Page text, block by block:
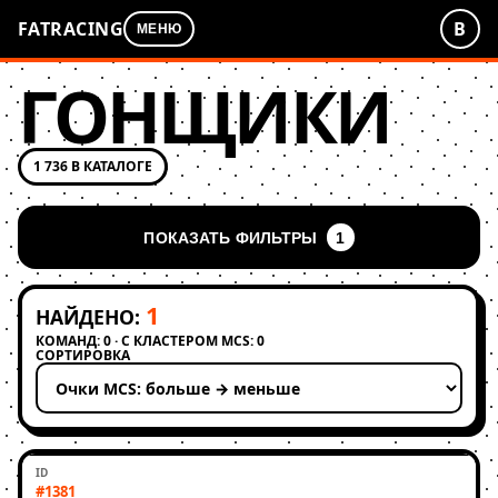
FATRACING МЕНЮ В
ГОНЩИКИ
1 736 В КАТАЛОГЕ
ПОКАЗАТЬ ФИЛЬТРЫ 1
НАЙДЕНО: 1
КОМАНД: 0 · С КЛАСТЕРОМ MCS: 0
СОРТИРОВКА
Применить сортировку
#1381